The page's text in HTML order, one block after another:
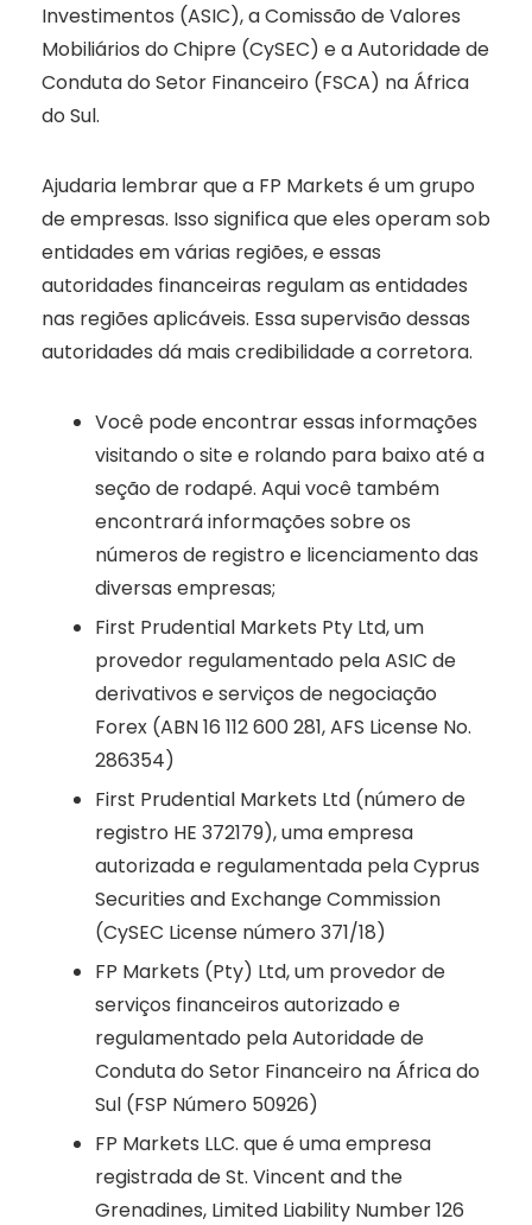
Investimentos (ASIC), a Comissão de Valores
Mobiliários do Chipre (CySEC) e a Autoridade de
Conduta do Setor Financeiro (FSCA) na África
do Sul.
Ajudaria lembrar que a FP Markets é um grupo
de empresas. Isso significa que eles operam sob
entidades em várias regiões, e essas
autoridades financeiras regulam as entidades
nas regiões aplicáveis. Essa supervisão dessas
autoridades dá mais credibilidade a corretora.
Você pode encontrar essas informações
visitando o site e rolando para baixo até a
seção de rodapé. Aqui você também
encontrará informações sobre os
números de registro e licenciamento das
diversas empresas;
First Prudential Markets Pty Ltd, um
provedor regulamentado pela ASIC de
derivativos e serviços de negociação
Forex (ABN 16 112 600 281, AFS License No.
286354)
First Prudential Markets Ltd (número de
registro HE 372179), uma empresa
autorizada e regulamentada pela Cyprus
Securities and Exchange Commission
(CySEC License número 371/18)
FP Markets (Pty) Ltd, um provedor de
serviços financeiros autorizado e
regulamentado pela Autoridade de
Conduta do Setor Financeiro na África do
Sul (FSP Número 50926)
FP Markets LLC. que é uma empresa
registrada de St. Vincent and the
Grenadines, Limited Liability Number 126